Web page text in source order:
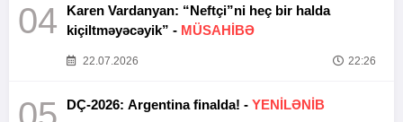
04
Karen Vardanyan: “Neftçi”ni heç bir halda
kiçiltməyəcəyik” - MÜSAHİBƏ
22.07.2026 22:26
DÇ-2026: Argentina finalda! - YENİLƏNİB